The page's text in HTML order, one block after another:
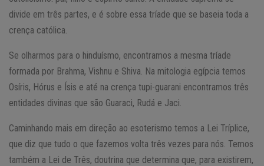
divide em três partes, e é sobre essa tríade que se baseia toda a
crença católica.
Se olharmos para o hinduísmo, encontramos a mesma tríade
formada por Brahma, Vishnu e Shiva. Na mitologia egípcia temos
Osíris, Hórus e Ísis e até na crença tupi-guarani encontramos três
entidades divinas que são Guaraci, Rudá e Jaci.
Caminhando mais em direção ao esoterismo temos a Lei Tríplice,
que diz que tudo o que fazemos volta três vezes para nós. Temos
também a Lei de Três, doutrina que determina que, para existirem,